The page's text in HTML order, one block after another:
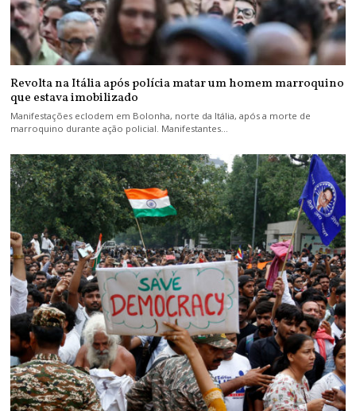
Revolta na Itália após polícia matar um homem marroquino
que estava imobilizado
Manifestações eclodem em Bolonha, norte da Itália, após a morte de
marroquino durante ação policial. Manifestantes…